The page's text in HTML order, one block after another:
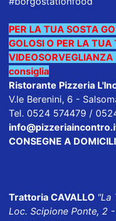
PER LA TUA SOSTA
GOLOSI O PER LA
consiglia
Ristorante Pizzeria
V.le Berenini, 6 -
Tel. 0524 574479 /
CONSEGNE A
Trattoria CAVALLO "La
Loc. Scipione Ponte, 2 -